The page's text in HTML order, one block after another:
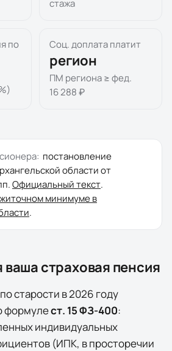
стажа
по
Соц. доплата платит
регион
ПМ региона ≥ фед.
16 288 ₽
постановление
областиот
.Официальный текст.
минимуме в
.
ваша страховая пенсия
старости в2026 году
формулест. 15 ФЗ-400:
индивидуальных
(ИПК, в просторечии